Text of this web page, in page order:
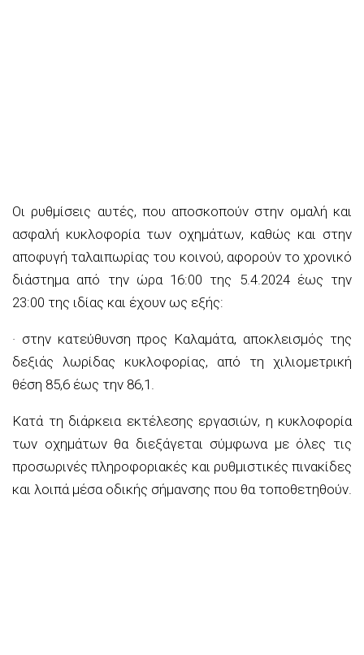
Οι ρυθμίσεις αυτές, που αποσκοπούν στην ομαλή και
ασφαλή κυκλοφορία των οχημάτων, καθώς και στην
αποφυγή ταλαιπωρίας του κοινού, αφορούν το χρονικό
διάστημα από την ώρα 16:00 της 5.4.2024 έως την
23:00 της ιδίας και έχουν ως εξής:
· στην κατεύθυνση προς Καλαμάτα, αποκλεισμός της
δεξιάς λωρίδας κυκλοφορίας, από τη χιλιομετρική
θέση 85,6 έως την 86,1.
Κατά τη διάρκεια εκτέλεσης εργασιών, η κυκλοφορία
των οχημάτων θα διεξάγεται σύμφωνα με όλες τις
προσωρινές πληροφοριακές και ρυθμιστικές πινακίδες
και λοιπά μέσα οδικής σήμανσης που θα τοποθετηθούν.